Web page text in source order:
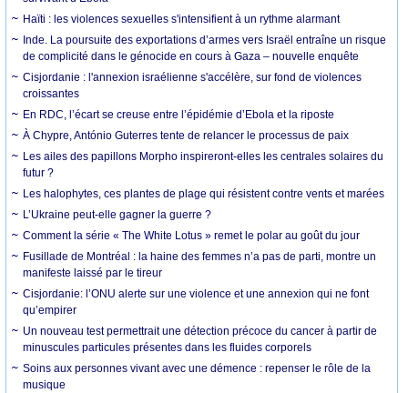
Haïti : les violences sexuelles s'intensifient à un rythme alarmant
Inde. La poursuite des exportations d’armes vers Israël entraîne un risque
de complicité dans le génocide en cours à Gaza – nouvelle enquête
Cisjordanie : l'annexion israélienne s'accélère, sur fond de violences
croissantes
En RDC, l’écart se creuse entre l’épidémie d’Ebola et la riposte
À Chypre, António Guterres tente de relancer le processus de paix
Les ailes des papillons Morpho inspireront-elles les centrales solaires du
futur ?
Les halophytes, ces plantes de plage qui résistent contre vents et marées
L’Ukraine peut-elle gagner la guerre ?
Comment la série « The White Lotus » remet le polar au goût du jour
Fusillade de Montréal : la haine des femmes n’a pas de parti, montre un
manifeste laissé par le tireur
Cisjordanie: l’ONU alerte sur une violence et une annexion qui ne font
qu’empirer
Un nouveau test permettrait une détection précoce du cancer à partir de
minuscules particules présentes dans les fluides corporels
Soins aux personnes vivant avec une démence : repenser le rôle de la
musique